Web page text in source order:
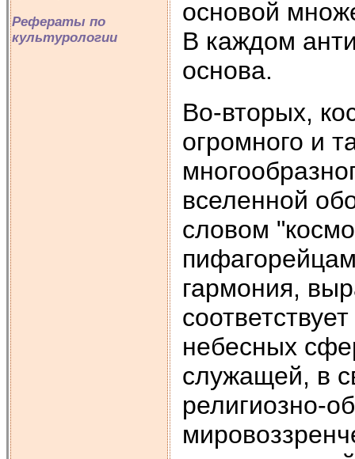
Рефераты по
культурологии
основой
В каждом
основа.
Во-вторых,
огромного и
вселенной
словом
гармония,
небесных
служащей, в
религиозно-